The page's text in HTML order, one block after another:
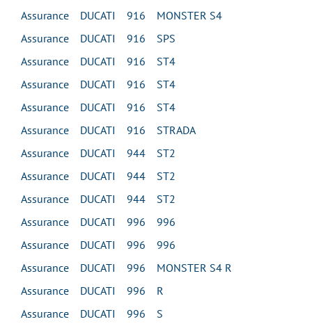
Assurance DUCATI 916 MONSTER S4
Assurance DUCATI 916 SPS
Assurance DUCATI 916 ST4
Assurance DUCATI 916 ST4
Assurance DUCATI 916 ST4
Assurance DUCATI 916 STRADA
Assurance DUCATI 944 ST2
Assurance DUCATI 944 ST2
Assurance DUCATI 944 ST2
Assurance DUCATI 996 996
Assurance DUCATI 996 996
Assurance DUCATI 996 MONSTER S4 R
Assurance DUCATI 996 R
Assurance DUCATI 996 S